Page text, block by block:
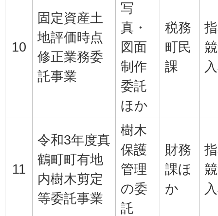
10
固定資産土
地評価時点
修正業務委
託事業
写
真・
図面
制作
委託
ほか
税務
町民
課
11
令和3年度真
鶴町町有地
内樹木剪定
等委託事業
樹木
保護
管理
の委
託
財務
課ほ
か